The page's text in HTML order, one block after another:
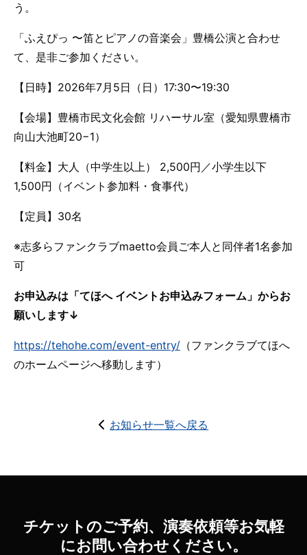
う。
「ふえぴっ 〜笛とピアノの音楽会」豊橋公演と合わせ
て、是非ご参加ください。
【日時】2026年7月5日（日）17:30〜19:30
【会場】豊橋市民文化会館 リハーサル室（愛知県豊橋市
向山大池町20−1）
【料金】大人（中学生以上） 2,500円／小学生以下
1,500円（イベント参加料・食事代）
【定員】30名
※志多らファンクラブmaetto会員ご本人と同伴者1名参加
可
お申込みは「てほへ イベントお申込みフォーム」からお
願いします↓
https://tehohe.com/event-entry/ （ファンクラブてほへ
のホームページへ移動します）
お知らせ一覧へ戻る
チケットのご予約、演奏依頼等お気軽
にお問い合わせください。